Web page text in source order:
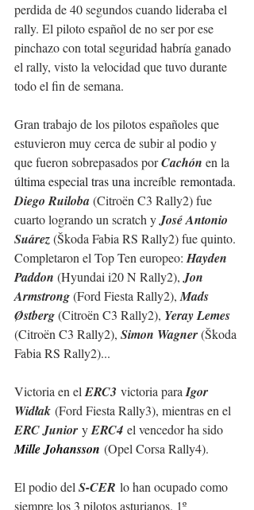
perdida de 40 segundos cuando lideraba el
rally. El piloto español de no ser por ese
pinchazo con total seguridad habría ganado
el rally, visto la velocidad que tuvo durante
todo el fin de semana.
Gran trabajo de los pilotos españoles que
estuvieron muy cerca de subir al podio y
que fueron sobrepasados por Cachón en la
última especial tras una increíble remontada.
Diego Ruiloba (Citroën C3 Rally2) fue
cuarto logrando un scratch y José Antonio
Suárez (Škoda Fabia RS Rally2) fue quinto.
Completaron el Top Ten europeo: Hayden
Paddon (Hyundai i20 N Rally2), Jon
Armstrong (Ford Fiesta Rally2), Mads
Østberg (Citroën C3 Rally2), Yeray Lemes
(Citroën C3 Rally2), Simon Wagner (Škoda
Fabia RS Rally2)...
Victoria en el ERC3 victoria para Igor
Widłak (Ford Fiesta Rally3), mientras en el
ERC Junior y ERC4 el vencedor ha sido
Mille Johansson (Opel Corsa Rally4).
El podio del S-CER lo han ocupado como
siempre los 3 pilotos asturianos. 1º